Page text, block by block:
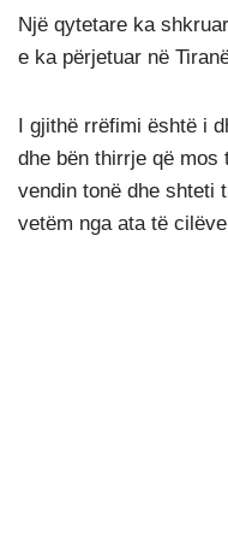
Një qytetare ka
e ka përjetuar në
I gjithë rrëfimi është i
dhe bën thirrje që mos
vendin tonë dhe shteti
vetëm nga ata të